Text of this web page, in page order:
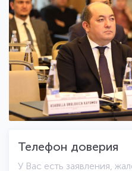
Телефон доверия
У Вас есть заявления,